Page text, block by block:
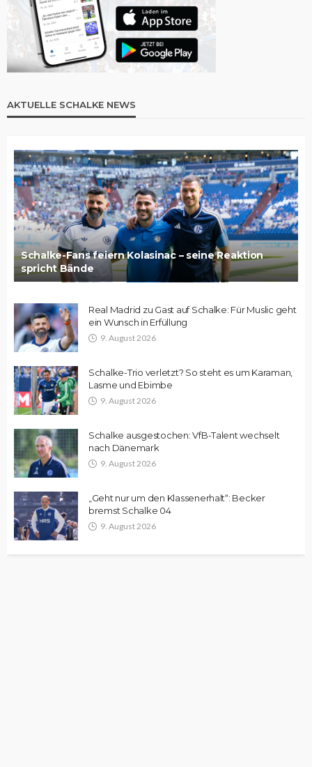
AKTUELLE SCHALKE NEWS
Schalke-Fans feiern Kolasinac – seine Reaktion
spricht Bände
Real Madrid zu Gast auf Schalke: Für Muslic geht
ein Wunsch in Erfüllung
9. August 2026
Schalke-Trio verletzt? So steht es um Karaman,
Lasme und Ebimbe
9. August 2026
Schalke ausgestochen: VfB-Talent wechselt
nach Dänemark
9. August 2026
„Geht nur um den Klassenerhalt“: Becker
bremst Schalke 04
9. August 2026